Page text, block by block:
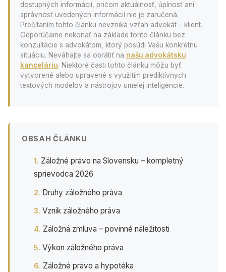
dostupných informácií, pričom aktuálnosť, úplnosť ani
správnosť uvedených informácií nie je zaručená.
Prečítaním tohto článku nevzniká vzťah advokát – klient.
Odporúčame nekonať na základe tohto článku bez
konzultácie s advokátom, ktorý posúdi Vašu konkrétnu
situáciu. Neváhajte sa obrátiť na našu advokátsku
kanceláriu. Niektoré časti tohto článku môžu byť
vytvorené alebo upravené s využitím prediktívnych
textových modelov a nástrojov umelej inteligencie.
OBSAH ČLÁNKU
Záložné právo na Slovensku – kompletný
sprievodca 2026
Druhy záložného práva
Vznik záložného práva
Záložná zmluva – povinné náležitosti
Výkon záložného práva
Záložné právo a hypotéka